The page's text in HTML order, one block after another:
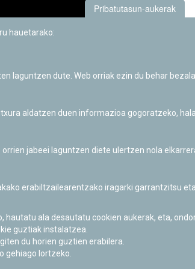
del proyecto:
)
Iruñeko Planetarioaren zientzia-dibulgazio eta
Fundación "la Caixa"ren sustapena dute.
Pribatutasun-aukerak
hauetarako:
laguntzen dute. Web orriak ezin du behar
aldatzen duen informazioa gogoratzeko,
jabeei laguntzen diete ulertzen nola
erabiltzailearentzako iragarki garrantzitsu
ala desautatu cookien aukerak, eta,
guztiak instalatzea.
du horien guztien erabilera.
gehiago lortzeko.